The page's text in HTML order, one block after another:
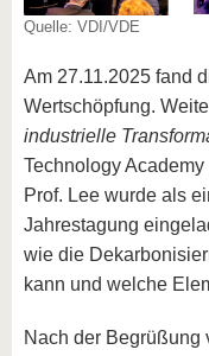
Quelle: VDI/VDE
Am 27.11.2025 fand
Wertschöpfung.
industrielle
Technology
Prof. Lee wurde als
Jahrestagung
wie die
kann und welche
Nach der Begrüßung